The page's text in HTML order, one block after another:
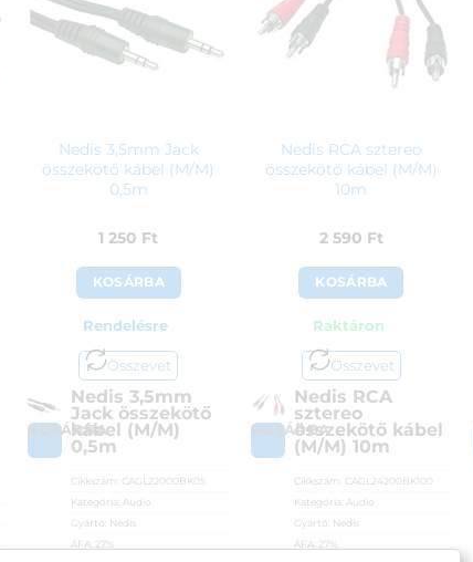
Nedis 3,5mm Jack
összekötő kábel (M/M)
0,5m
1 250 Ft
KOSÁRBA
Rendelésre
Összevet
KOSÁRBA
Nedis 3,5mm
Jack összekötő
kábel (M/M)
0,5m
Cikkszám: CAGL22000BK05
Kategória: Audio
Gyártó: Nedis
ÁFA: 27%
Nedis RCA sztereo
összekötő kábel (M/M)
10m
2 590 Ft
KOSÁRBA
Raktáron
Összevet
KOSÁRBA
Nedis RCA
sztereo
összekötő kábel
(M/M) 10m
Cikkszám: CAGL24200BK100
Kategória: Audio
Gyártó: Nedis
ÁFA: 27%